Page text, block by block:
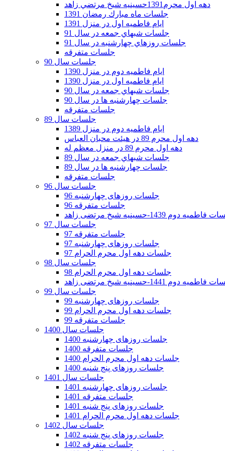
دهه اول محرم1391حسينيه شيخ مرتضي زاهد
جلسات ماه مبارك رمضان 1391
ايام فاطميه اول در منزل 1391
جلسات شبهاي جمعه در سال 91
جلسات روزهاي چهارشنبه در سال 91
جلسات متفرقه
جلسات سال 90
ایام فاطمیه دوم در منزل 1390
ایام فاطمیه اول در منزل 1390
جلسات شبهاي جمعه در سال 90
جلسات چهارشنبه ها در سال 90
جلسات متفرقه
جلسات سال 89
ایام فاطمیه دوم در منزل 1389
دهه اول محرم 89 در هیئت محبان العباس
دهه اول محرم 89 در منزل معظم له
جلسات شبهاي جمعه در سال 89
جلسات چهارشنبه ها در سال 89
جلسات متفرقه
جلسات سال 96
جلسات روزهای چهارشنبه 96
جلسات متفرقه 96
دوم 1439-حسینیه شیخ مرتضی زاهد
جلسات سال 97
جلسات متفرقه 97
جلسات روزهای چهارشنبه 97
جلسات دهه اول محرم الحرام 97
جلسات سال 98
جلسات دهه اول محرم الحرام 98
دوم 1441-حسینیه شیخ مرتضی زاهد
جلسات سال 99
جلسات روزهای چهارشنبه 99
جلسات دهه اول محرم الحرام 99
جلسات متفرقه 99
جلسات سال 1400
جلسات روزهای چهارشنبه 1400
جلسات متفرقه 1400
جلسات دهه اول محرم الحرام 1400
جلسات روزهای پنج شنبه 1400
جلسات سال 1401
جلسات روزهای چهارشنبه 1401
جلسات متفرقه 1401
جلسات روزهای پنج شنبه 1401
جلسات دهه اول محرم الحرام 1401
جلسات سال 1402
جلسات روزهای پنج شنبه 1402
جلسات متفرقه 1402